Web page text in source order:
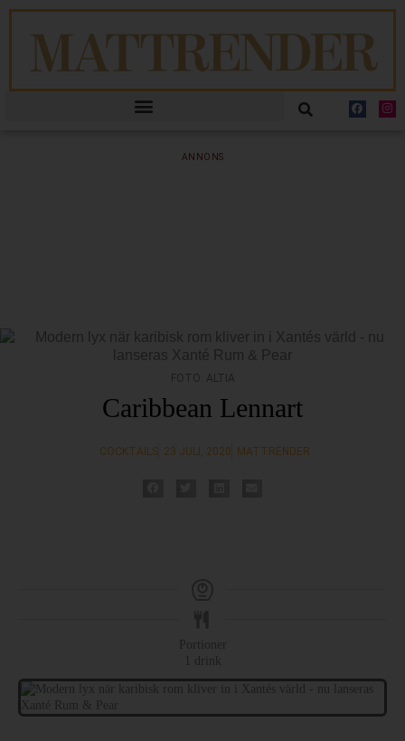
ANNONS
FOTO: ALTIA
Caribbean Lennart
COCKTAILS 23 JULI, 2020 MATTRENDER
Portioner
drink